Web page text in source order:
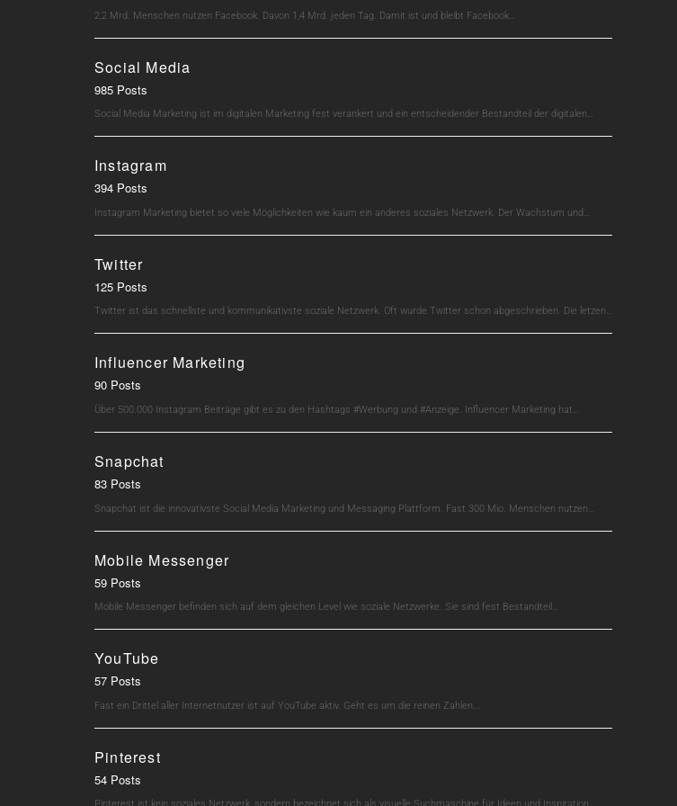
2,2 Mrd. Menschen nutzen Facebook. Davon 1,4 Mrd. jeden Tag. Damit ist und bleibt Facebook…
Social Media
985 Posts
Social Media Marketing ist im digitalen Marketing fest verankert und ein entscheidender Bestandteil der digitalen…
Instagram
394 Posts
Instagram Marketing bietet so viele Möglichkeiten wie kaum ein anderes soziales Netzwerk. Der Wachstum und…
Twitter
125 Posts
Twitter ist das schnellste und kommunikativste soziale Netzwerk. Oft wurde Twitter schon abgeschrieben. Die letzen…
Influencer Marketing
90 Posts
Über 500.000 Instagram Beiträge gibt es zu den Hashtags #Werbung und #Anzeige. Influencer Marketing hat…
Snapchat
83 Posts
Snapchat ist die innovativste Social Media Marketing und Messaging Plattform. Fast 300 Mio. Menschen nutzen…
Mobile Messenger
59 Posts
Mobile Messenger befinden sich auf dem gleichen Level wie soziale Netzwerke. Sie sind fest Bestandteil…
YouTube
57 Posts
Fast ein Drittel aller Internetnutzer ist auf YouTube aktiv. Geht es um die reinen Zahlen,…
Pinterest
54 Posts